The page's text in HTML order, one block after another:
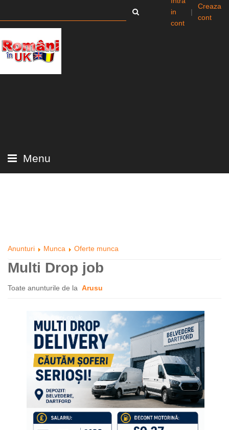
in
cont
|
Creaza
cont
Menu
Anunturi Munca Oferte munca
Multi Drop job
Toate anunturile de la Arusu